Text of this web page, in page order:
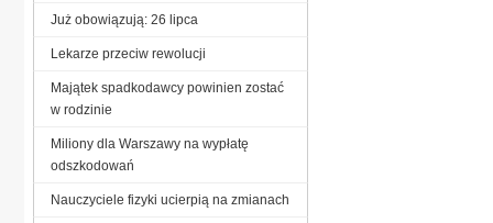
Już obowiązują: 26 lipca
Lekarze przeciw rewolucji
Majątek spadkodawcy powinien zostać
w rodzinie
Miliony dla Warszawy na wypłatę
odszkodowań
Nauczyciele fizyki ucierpią na zmianach